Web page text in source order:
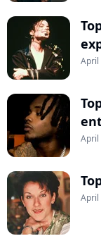
April
April
April